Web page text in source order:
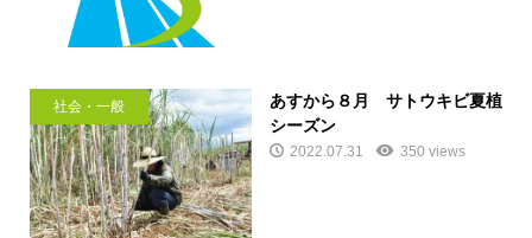
社会・一般
あすから８月 サトウキビ夏植
シーズン
2022.07.31 350 views